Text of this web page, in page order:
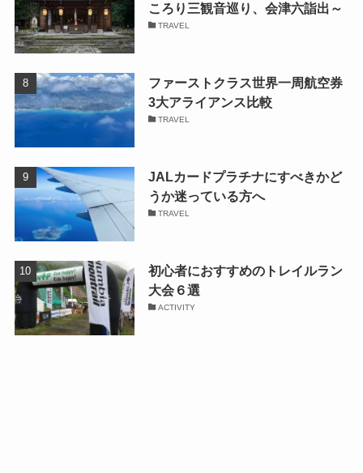
ころり三観音巡り、会津六詣出～
TRAVEL
ファーストクラス世界一周航空券
3大アライアンス比較
TRAVEL
JALカードプラチナにすべきかど
うか迷っている方へ
TRAVEL
初心者におすすめのトレイルラン
大会６選
ACTIVITY